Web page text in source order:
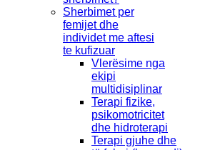
Sherbimet per
femijet dhe
individet me aftesi
te kufizuar
Vlerësime nga
ekipi
multidisiplinar
Terapi fizike,
psikomotricitet
dhe hidroterapi
Terapi gjuhe dhe